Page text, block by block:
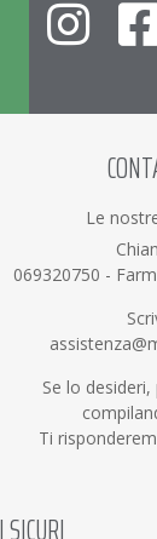
Le
069320750 -
Se lo
Ti